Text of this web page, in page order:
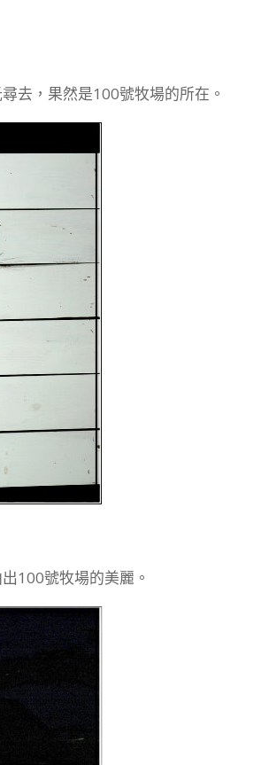
去，果然是100號牧場的所在。
100號牧場的美麗。